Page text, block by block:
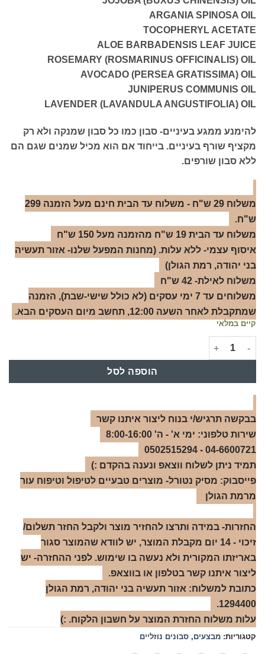
ARGANIA SPINOSA OIL
TOCOPHERYL ACETATE
ALOE BARBADENSIS LEAF JUICE
ROSEMARY (ROSMARINUS OFFICINALIS) OIL
AVOCADO (PERSEA GRATISSIMA) OIL
JUNIPERUS COMMUNIS OIL
LAVENDER (LAVANDULA ANGUSTIFOLIA) OIL
להימנע ממגע בעיניים- סבון כמו כל סבון שמנקה ולא רק
מקציף שורף בעיניים. בייחוד אם הוא מכיל שמנים שגם הם
ללא סבון שורפים.
משלוח 29 ש"ח - משלוח עד הבית חינם מעל הזמנה 299
ש"ח.
משלוח עד הבית 19 ש"ח מהזמנה מעל 150 ש"ח
איסוף עצמי- ללא עלות. (מחנות המפעל שלנו- אזור תעשיה
בני יהודה, רמת הגולן)
משלוח לאילת- 42 ש"ח
משלוחים עד 7 ימי עסקים (לא כולל שישי-שבת), הזמנה
שמתקבלת לאחר השעה 12:00, תחשב מיום העסקים הבא.
קיים במלאי
כמות של סבון טבעי נוזלי לבנדר- 1 ליטר
הוספה לסל
בבקשה תרגיש/י בנוח ליצור איתנו קשר
שירות טלפוני: ימי א' - ה' 8:00-16:00
04-6600721 - 0502515294
תמיד ניתן לשלוח ווצאפ ונענה בהקדם :)
פייסבוק: מסיק נטורל- מוצרים טבעיים לטיפול וטיפוח עור
מרמת הגולן
החזרות- במידה ותרצו להחזיר מוצר ולקבל החזר תשלום/
זיכוי - 14 יום מקבלת המוצר, יש לוודא שהמוצר סגור
באריזתו המקורית ולא נעשה בו שימוש. לפני ההחזרה- יש
ליצור איתנו קשר בטלפון או בווצאפ.
כתובת למשלוח: אזור תעשיה בני יהודה, רמת הגולן
1294400.
עלות משלוח החזרת המוצר על חשבון הלקוח. :)
קטגוריות: מבצעים, סבונים נוזליים